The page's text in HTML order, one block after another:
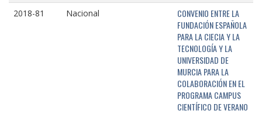
2018-81 Nacional
CONVENIO ENTRE LA
FUNDACIÓN ESPAÑOLA
PARA LA CIECIA Y LA
TECNOLOGÍA Y LA
UNIVERSIDAD DE
MURCIA PARA LA
COLABORACIÓN EN EL
PROGRAMA CAMPUS
CIENTÍFICO DE VERANO